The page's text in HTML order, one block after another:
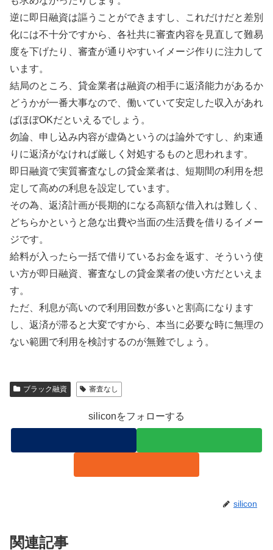
逆に即日融資は謳うことができますし、これだけだと差別
化には不十分ですから、各社共に審査内容を見直して難易
度を下げたり、審査が通りやすいイメージ作りに注力して
います。
結局のところ、貸金業者は融資の相手に返済能力があるか
どうかが一番大事なので、働いていて安定した収入があれ
ばほぼOKだといえるでしょう。
勿論、申し込み内容が虚偽というのは論外ですし、約束通
りに返済がなければ厳しく対処するものと思われます。
即日融資で実質審査なしの貸金業者は、短期間の利用を想
定して高めの利息を設定しています。
その為、返済計画が長期的になる高額な借入れは難しく、
どちらかというと急な出費や当面の生活費を借りるイメー
ジです。
給料が入ったら一括で借りているお金を返す、そういう使
い方が即日融資、審査なしの貸金業者の使い方だといえま
す。
ただ、利息が高いので利用回数が多いと割高になります
し、返済が滞ると大変ですから、本当に必要な時に無理の
ない範囲で利用を検討するのが無難でしょう。
ブラック融資 審査なし
siliconをフォローする
silicon
関連記事